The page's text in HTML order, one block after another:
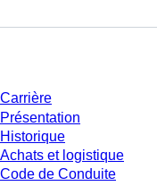
Carrière
Présentation
Historique
Achats et logistique
Code de Conduite